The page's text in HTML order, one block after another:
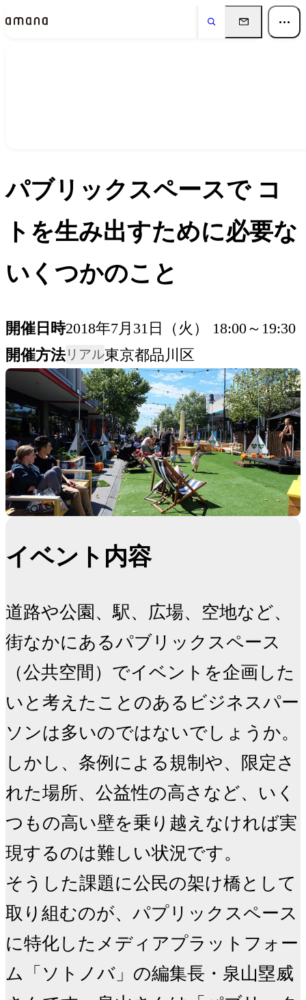
パブリックスペースで コ
トを生み出すために必要な
いくつかのこと
開催日時2018年7月31日（火） 18:00～19:30
開催方法リアル東京都品川区
イベント内容
道路や公園、駅、広場、空地など、
街なかにあるパブリックスペース
（公共空間）でイベントを企画した
いと考えたことのあるビジネスパー
ソンは多いのではないでしょうか。
しかし、条例による規制や、限定さ
れた場所、公益性の高さなど、いく
つもの高い壁を乗り越えなければ実
現するのは難しい状況です。
そうした課題に公民の架け橋として
取り組むのが、パプリックスペース
に特化したメディアプラットフォー
ム「ソトノバ」の編集長・泉山塁威